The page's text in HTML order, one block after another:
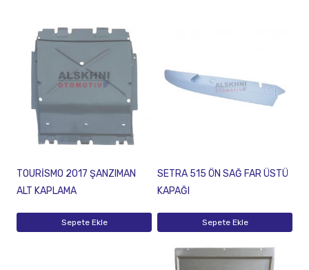
TOURİSMO 2017 ŞANZIMAN
ALT KAPLAMA
Sepete Ekle
SETRA 515 ÖN SAĞ FAR ÜSTÜ
KAPAĞI
Sepete Ekle